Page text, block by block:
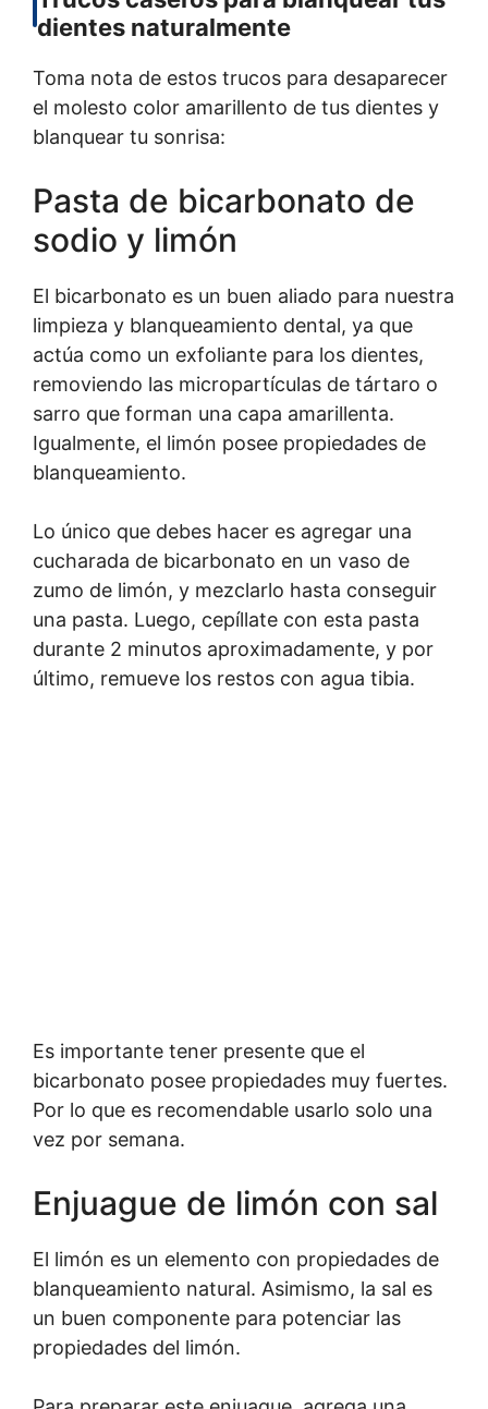
dientes naturalmente
Toma nota de estos trucos para desaparecer
el molesto color amarillento de tus dientes y
blanquear tu sonrisa:
Pasta de bicarbonato de
sodio y limón
El bicarbonato es un buen aliado para nuestra
limpieza y blanqueamiento dental, ya que
actúa como un exfoliante para los dientes,
removiendo las micropartículas de tártaro o
sarro que forman una capa amarillenta.
Igualmente, el limón posee propiedades de
blanqueamiento.
Lo único que debes hacer es agregar una
cucharada de bicarbonato en un vaso de
zumo de limón, y mezclarlo hasta conseguir
una pasta. Luego, cepíllate con esta pasta
durante 2 minutos aproximadamente, y por
último, remueve los restos con agua tibia.
Es importante tener presente que el
bicarbonato posee propiedades muy fuertes.
Por lo que es recomendable usarlo solo una
vez por semana.
Enjuague de limón con sal
El limón es un elemento con propiedades de
blanqueamiento natural. Asimismo, la sal es
un buen componente para potenciar las
propiedades del limón.